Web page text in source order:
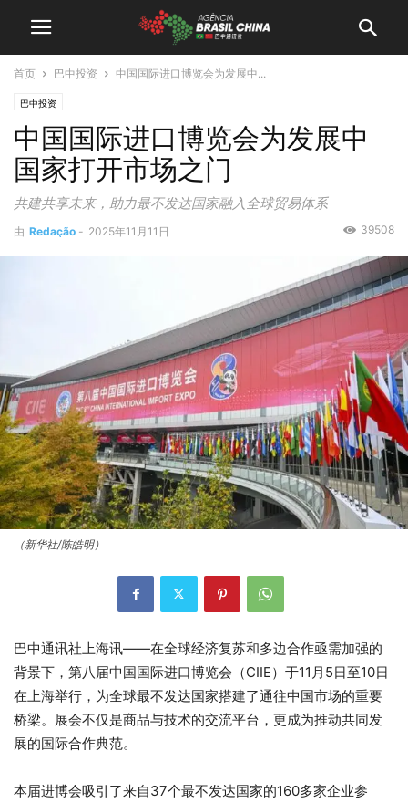
首页 巴中投资 中国国际进口博览会为发展中...
巴中投资
中国国际进口博览会为发展中
国家打开市场之门
共建共享未来，助力最不发达国家融入全球贸易体系
由 Redação - 2025年11月11日 39508
（新华社/陈皓明）
巴中通讯社上海讯——在全球经济复苏和多边合作亟需加强的
背景下，第八届中国国际进口博览会（CIIE）于11月5日至10日
在上海举行，为全球最不发达国家搭建了通往中国市场的重要
桥梁。展会不仅是商品与技术的交流平台，更成为推动共同发
展的国际合作典范。
本届进博会吸引了来自37个最不发达国家的160多家企业参